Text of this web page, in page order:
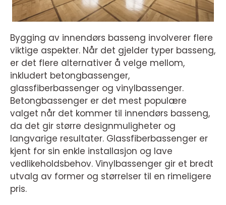
Bygging av innendørs basseng involverer flere
viktige aspekter. Når det gjelder typer basseng,
er det flere alternativer å velge mellom,
inkludert betongbassenger,
glassfiberbassenger og vinylbassenger.
Betongbassenger er det mest populære
valget når det kommer til innendørs basseng,
da det gir større designmuligheter og
langvarige resultater. Glassfiberbassenger er
kjent for sin enkle installasjon og lave
vedlikeholdsbehov. Vinylbassenger gir et bredt
utvalg av former og størrelser til en rimeligere
pris.